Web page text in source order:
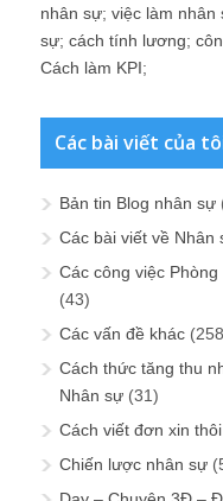
nhân sự; việc làm nhân
sự; cách tính lương;
Cách làm KPI;
Các bài viết của
Bản tin Blog nhân sự
Các bài viết về Nhân
Các công việc
(43)
Các vấn đề khác
Cách thức tăng thu
Nhân sự (31)
Cách viết đơn xin
Chiến lược nhân sự